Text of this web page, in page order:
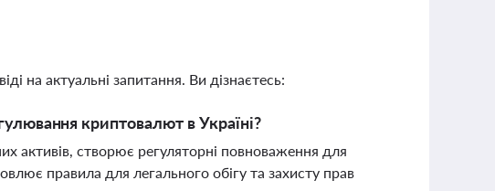
на актуальні запитання. Ви дізнаєтесь:
криптовалют в Україні?
активів, створює регуляторні повноваження для
правила для легального обігу та захисту прав